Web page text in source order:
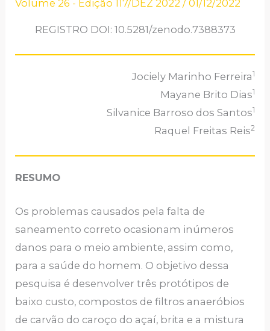
Volume 26 - Edição 117/DEZ 2022 /01/12/2022
REGISTRO DOI: 10.5281/zenodo.7388373
Jociely Marinho Ferreira1
Mayane Brito Dias1
Silvanice Barroso dos Santos1
Raquel Freitas Reis2
RESUMO
Os problemas causados pela falta de
saneamento correto ocasionam inúmeros
danos para o meio ambiente, assim como,
para a saúde do homem. O objetivo dessa
pesquisa é desenvolver três protótipos de
baixo custo, compostos de filtros anaeróbios
de carvão do caroço do açaí, brita e a mistura